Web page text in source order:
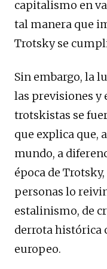
capitalismo en
tal manera que
Trotsky se
Sin embargo, la
las previsiones y
trotskistas se
que explica que,
mundo, a
época de
personas lo
estalinismo, de
derrota histórica
europeo.